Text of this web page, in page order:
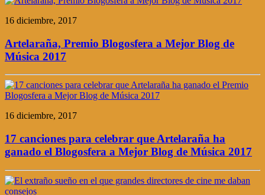
16 diciembre, 2017
Artelaraña, Premio Blogosfera a Mejor Blog de
Música 2017
16 diciembre, 2017
17 canciones para celebrar que Artelaraña ha
ganado el Blogosfera a Mejor Blog de Música 2017